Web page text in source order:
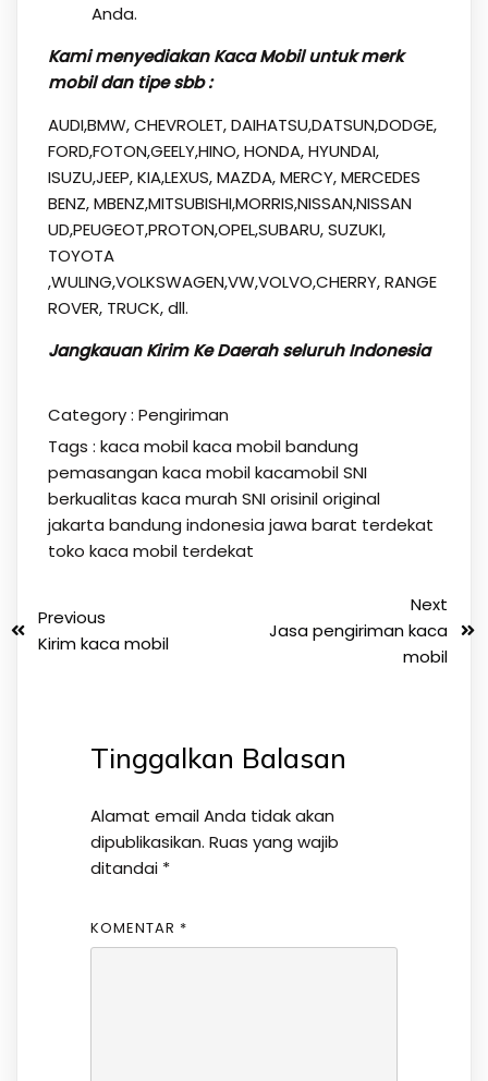
Anda.
Kami menyediakan Kaca Mobil untuk merk
mobil dan tipe sbb :
AUDI,BMW, CHEVROLET, DAIHATSU,DATSUN,DODGE,
FORD,FOTON,GEELY,HINO, HONDA, HYUNDAI,
ISUZU,JEEP, KIA,LEXUS, MAZDA, MERCY, MERCEDES
BENZ, MBENZ,MITSUBISHI,MORRIS,NISSAN,NISSAN
UD,PEUGEOT,PROTON,OPEL,SUBARU, SUZUKI,
TOYOTA
,WULING,VOLKSWAGEN,VW,VOLVO,CHERRY, RANGE
ROVER, TRUCK, dll.
Jangkauan Kirim Ke Daerah seluruh Indonesia
Category : Pengiriman
Tags : kaca mobilkaca mobil bandung
pemasangan kaca mobil kacamobil SNI
berkualitas kaca murah SNI orisinil original
jakarta bandung indonesia jawa barat terdekat
toko kaca mobil terdekat
Previous
Kirim kaca mobil
Next
Jasa pengiriman kaca
mobil
Tinggalkan Balasan
Alamat email Anda tidak akan
dipublikasikan. Ruas yang wajib
ditandai *
KOMENTAR *